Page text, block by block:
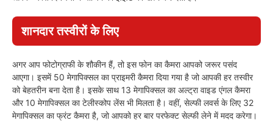
शानदार तस्वीरों के लिए
अगर आप फोटोग्राफी के शौकीन हैं, तो इस फोन का कैमरा आपको जरूर पसंद
आएगा। इसमें 50 मेगापिक्सल का प्राइमरी कैमरा दिया गया है जो आपकी हर तस्वीर
को बेहतरीन बना देता है। इसके साथ 13 मेगापिक्सल का अल्ट्रा वाइड एंगल कैमरा
और 10 मेगापिक्सल का टेलीस्कोप लेंस भी मिलता है। वहीं, सेल्फी लवर्स के लिए 32
मेगापिक्सल का फ्रंट कैमरा है, जो आपको हर बार परफेक्ट सेल्फी लेने में मदद करेगा।